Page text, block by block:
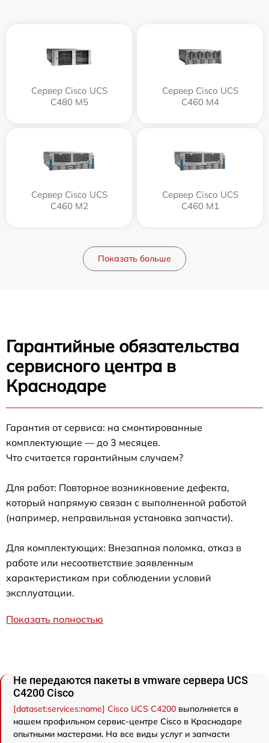
Сервер Cisco UCS
C480 M5
Сервер Cisco UCS
C460 M4
Сервер Cisco UCS
C460 M2
Сервер Cisco UCS
C460 M1
Показать больше
Гарантийные обязательства
сервисного центра в
Краснодаре
Гарантия от сервиса: на смонтированные
комплектующие — до 3 месяцев.
Что считается гарантийным случаем?
Для работ: Повторное возникновение дефекта,
который напрямую связан с выполненной работой
(например, неправильная установка запчасти).
Для комплектующих: Внезапная поломка, отказ в
работе или несоответствие заявленным
характеристикам при соблюдении условий
эксплуатации.
Показать полностью
Не передаются пакеты в vmware сервера UCS
C4200 Cisco
[dataset:services:name] Cisco UCS C4200 выполняется в
нашем профильном сервис-центре Cisco в Краснодаре
опытными мастерами. На все виды услуг и запчасти